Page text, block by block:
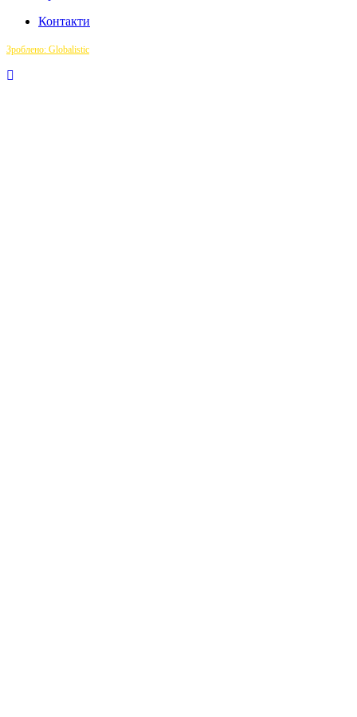
Контакти
Зроблено: Globalistic